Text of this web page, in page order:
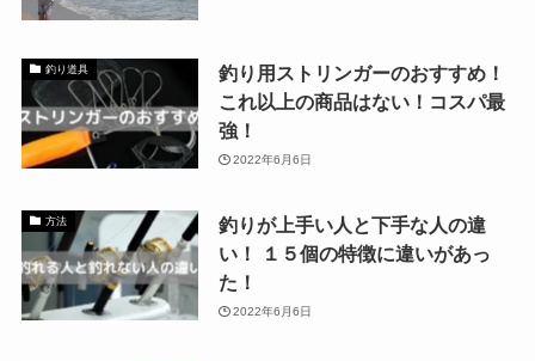
釣り道具
釣り用ストリンガーのおすすめ！
これ以上の商品はない！コスパ最
強！
2022年6月6日
方法
釣りが上手い人と下手な人の違
い！ １５個の特徴に違いがあっ
た！
2022年6月6日